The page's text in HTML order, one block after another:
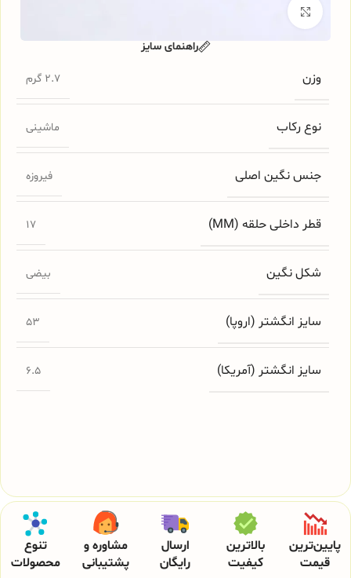
وزن 2.7 گرم
نوع رکاب ماشینی
جنس نگین اصلی فیروزه
قطر داخلی حلقه (MM) 17
شکل نگین بیضی
سایز انگشتر (اروپا) 53
سایز انگشتر (آمریکا) 6.5
راهنمای سایز
پایین‌ترین
قیمت
بالاترین
کیفیت
ارسال
رایگان
مشاوره و
پشتیبانی
تنوع
محصولات